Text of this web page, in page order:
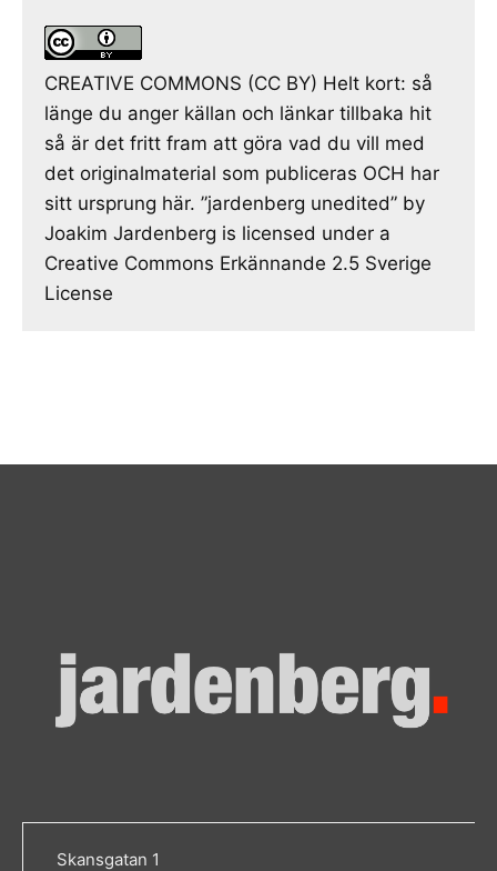
CREATIVE COMMONS (CC BY) Helt kort: så
länge du anger källan och länkar tillbaka hit
så är det fritt fram att göra vad du vill med
det originalmaterial som publiceras OCH har
sitt ursprung här. ”jardenberg unedited” by
Joakim Jardenberg is licensed under a
Creative Commons Erkännande 2.5 Sverige
License
Skansgatan 1